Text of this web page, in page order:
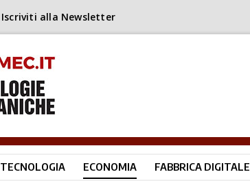
Iscriviti alla Newsletter
TECNOLOGIA ECONOMIA FABBRICA DIGITALE